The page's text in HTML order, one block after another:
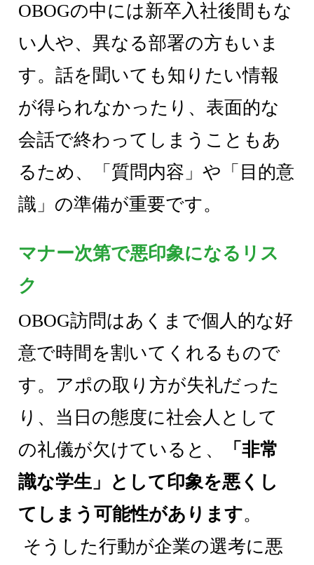
OBOGの中には新卒入社後間もな
い人や、異なる部署の方もいま
す。話を聞いても知りたい情報
が得られなかったり、表面的な
会話で終わってしまうこともあ
るため、「質問内容」や「目的意
識」の準備が重要です。
マナー次第で悪印象になるリス
ク
OBOG訪問はあくまで個人的な好
意で時間を割いてくれるもので
す。アポの取り方が失礼だった
り、当日の態度に社会人として
の礼儀が欠けていると、
「非常
識な学生」として印象を悪くし
てしまう可能性があります。
そうした行動が企業の選考に悪